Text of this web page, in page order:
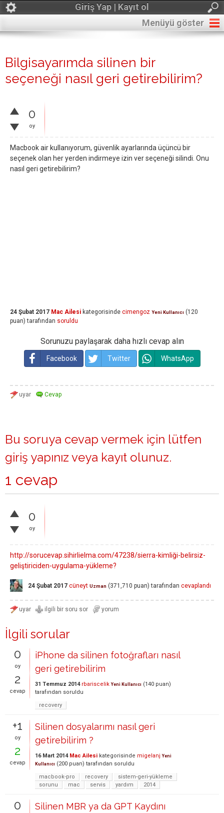
Giriş Yap | Kayıt ol
Menüyü göster
Bilgisayarımda silinen bir
seçeneği nasıl geri getirebilirim?
0
oy
Macbook air kullanıyorum, güvenlik ayarlarında üçüncü bir
seçenek olan her yerden indirmeye izin ver seçeneği silindi. Onu
nasıl geri getirebilirim?
24 Şubat 2017 Mac Ailesi kategorisinde cimengoz Yeni Kullanıcı (120
puan) tarafından soruldu
Sorunuzu paylaşarak daha hızlı cevap alın
Facebook Twitter WhatsApp
Bu soruya cevap vermek için lütfen
giriş yapınız veya kayıt olunuz.
1 cevap
0
oy
http://sorucevap.sihirlielma.com/47238/sierra-kimliği-belirsiz-
geliştiriciden-uygulama-yükleme?
24 Şubat 2017 cüneyt Uzman (371,710 puan) tarafından cevaplandı
İlgili sorular
0
oy
2
cevap
iPhone da silinen fotoğrafları nasıl
geri getirebilirim
31 Temmuz 2014 rbariscelik Yeni Kullanıcı (140 puan)
tarafından soruldu
recovery
+1
oy
2
cevap
Silinen dosyalarımı nasıl geri
getirebilirim ?
16 Mart 2014 Mac Ailesi kategorisinde migelanj Yeni
Kullanıcı (200 puan) tarafından soruldu
macbook-pro
recovery
sistem-geri-yükleme
sorunu
mac servis yardım 2014
0
Silinen MBR ya da GPT Kaydını